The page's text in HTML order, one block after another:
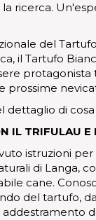
ricerca.
del
il Tartufo
protagonista
prossime
dettaglio di cosa
IL TRIFULAU E
istruzioni
di Langa,
cane.
del tartufo,